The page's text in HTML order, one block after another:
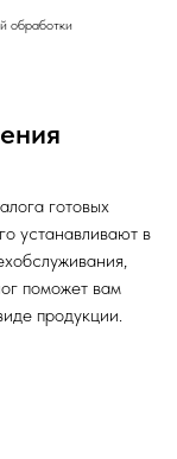
обработки
готовых
устанавливают в
поможет вам
продукции.